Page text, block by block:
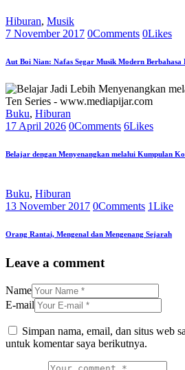
Hiburan, Musik
7 November 2017 0Comments 0Likes
Aut Boi Nian: Nafas Segar Musik Modern Berbahasa
Buku, Hiburan
17 April 2026 0Comments 6Likes
Belajar dengan Menyenangkan melalui Kumpulan
Buku, Hiburan
13 November 2017 0Comments 1Like
Orang Rantai, Mengenal dan Mengenang Sejarah
Leave a comment
Name
E-mail
Simpan nama, email, dan situs web
untuk komentar saya berikutnya.